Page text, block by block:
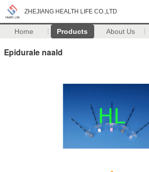
ZHEJIANG HEALTH LIFE CO.,LTD
Home Products About Us
Epidurale naald